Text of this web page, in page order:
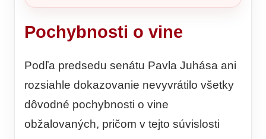
Pochybnosti o vine
Podľa predsedu senátu Pavla Juhása ani
rozsiahle dokazovanie nevyvrátilo všetky
dôvodné pochybnosti o vine
obžalovaných, pričom v tejto súvislosti